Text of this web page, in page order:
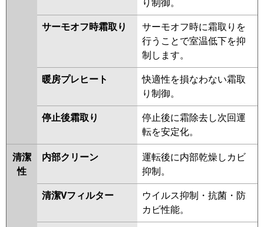
り制御。
サーモオフ時霜取り
サーモオフ時に霜取りを
行うことで室温低下を抑
制します。
暖房プレヒート
快適性を損なわない霜取
り制御。
停止後霜取り
停止後に霜除去し次回運
転を安定化。
清潔
性
内部クリーン
運転後に内部乾燥しカビ
抑制。
清潔Vフィルター
ウイルス抑制・抗菌・防
カビ性能。